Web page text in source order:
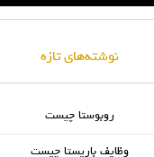
نوشته‌های تازه
روبوستا چیست
وظایف باریستا چیست